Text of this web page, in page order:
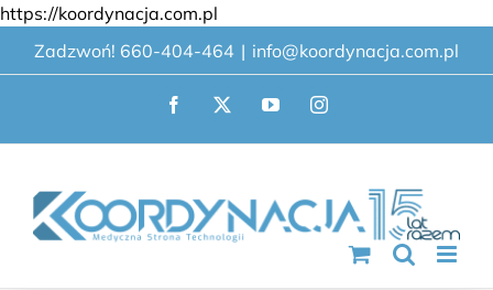
https://koordynacja.com.pl
do
zawartości
Zadzwoń! 660-404-464 | info@koordynacja.com.pl
Facebook
X YouTubeInstagram